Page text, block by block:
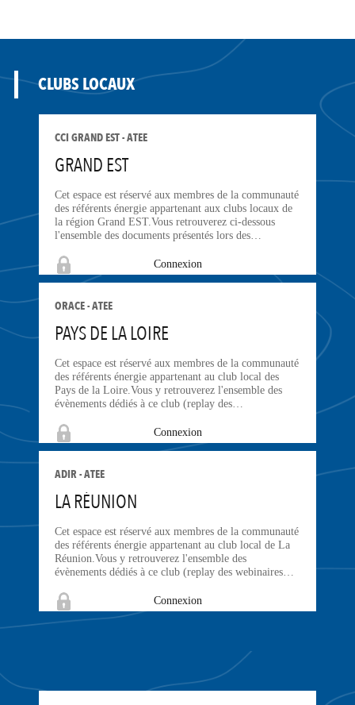
CLUBS LOCAUX
CCI GRAND EST - ATEE
GRAND EST
Cet espace est réservé aux membres de la communauté
des référents énergie appartenant aux clubs locaux de
la région Grand EST.Vous retrouverez ci-dessous
l'ensemble des documents présentés lors des…
Connexion
ORACE - ATEE
PAYS DE LA LOIRE
Cet espace est réservé aux membres de la communauté
des référents énergie appartenant au club local des
Pays de la Loire.Vous y retrouverez l'ensemble des
évènements dédiés à ce club (replay des…
Connexion
ADIR - ATEE
LA RÉUNION
Cet espace est réservé aux membres de la communauté
des référents énergie appartenant au club local de La
Réunion.Vous y retrouverez l'ensemble des
évènements dédiés à ce club (replay des webinaires…
Connexion